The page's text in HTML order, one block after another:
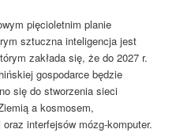
pięcioletnim planie
sztuczna inteligencja jest
zakłada się, że do 2027 r.
gospodarce będzie
się do stworzenia sieci
a kosmosem,
interfejsów mózg-komputer.